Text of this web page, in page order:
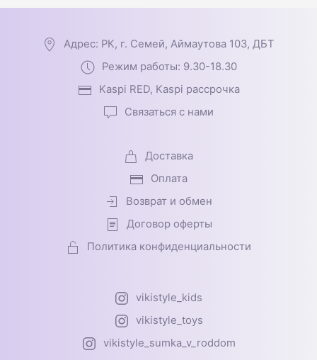
Адрес: РК, г. Семей, Аймаутова 103, ДБТ
Режим работы: 9.30-18.30
Kaspi RED, Kaspi рассрочка
Связаться с нами
Доставка
Оплата
Возврат и обмен
Договор оферты
Политика конфиденциальности
vikistyle_kids
vikistyle_toys
vikistyle_sumka_v_roddom